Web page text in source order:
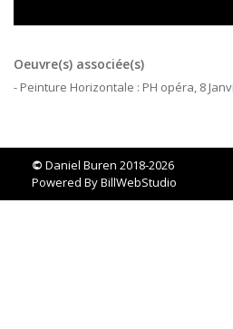
Oeuvre(s) associée(s)
- Peinture Horizontale : PH opéra, 8
© Daniel Buren 2018-2026
Powered ByBillWebStudio